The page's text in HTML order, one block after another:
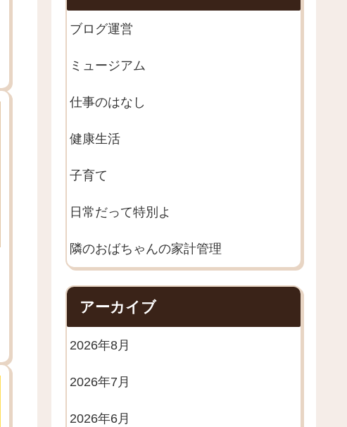
ブログ運営
ミュージアム
仕事のはなし
健康生活
子育て
日常だって特別よ
隣のおばちゃんの家計管理
アーカイブ
2026年8月
2026年7月
2026年6月